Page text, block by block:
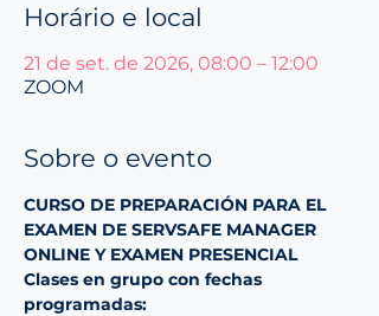
Horário e local
21 de set. de 2026, 08:00 – 12:00
ZOOM
Sobre o evento
CURSO DE PREPARACIÓN PARA EL
EXAMEN DE SERVSAFE MANAGER
ONLINE Y EXAMEN PRESENCIAL
Clases en grupo con fechas
programadas: